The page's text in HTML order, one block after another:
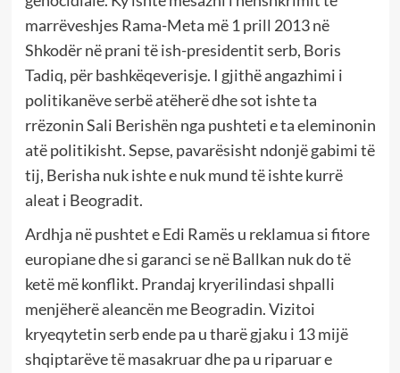
marrëveshjes Rama-Meta më 1 prill 2013 në
Shkodër në prani të ish-presidentit serb, Boris
Tadiq, për bashkëqeverisje. I gjithë angazhimi i
politikanëve serbë atëherë dhe sot ishte ta
rrëzonin Sali Berishën nga pushteti e ta eleminonin
atë politikisht. Sepse, pavarësisht ndonjë gabimi të
tij, Berisha nuk ishte e nuk mund të ishte kurrë
aleat i Beogradit.
Ardhja në pushtet e Edi Ramës u reklamua si fitore
europiane dhe si garanci se në Ballkan nuk do të
ketë më konflikt. Prandaj kryerilindasi shpalli
menjëherë aleancën me Beogradin. Vizitoi
kryeqytetin serb ende pa u tharë gjaku i 13 mijë
shqiptarëve të masakruar dhe pa u riparuar e